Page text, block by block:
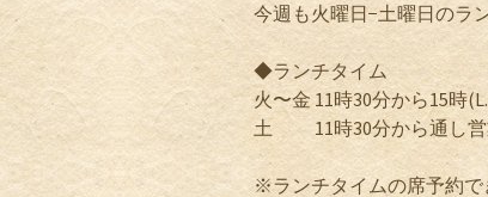
今週も火曜日−土曜日のラ
◆ランチタイム
火〜金 11時30分から15時
土 11時30分から通し営
※ランチタイムの席予約で